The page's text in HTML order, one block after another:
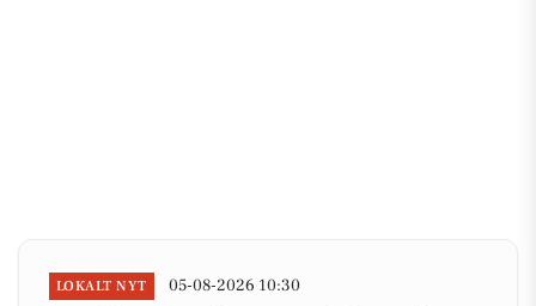
LOKALT NYT 05-08-2026 10:30